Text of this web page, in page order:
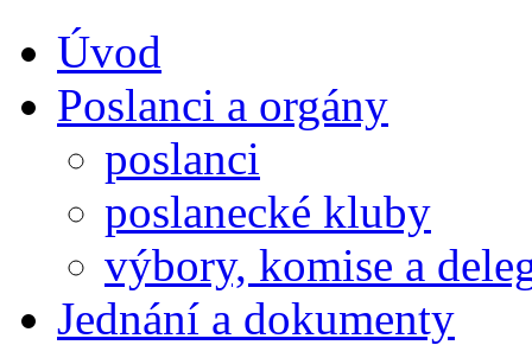
Úvod
Poslanci a orgány
poslanci
poslanecké kluby
výbory, komise a
Jednání a dokumenty